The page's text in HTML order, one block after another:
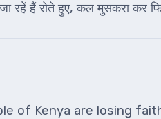
रहें हैं रोते हुए, कल मुसकरा कर
of Kenya are losing